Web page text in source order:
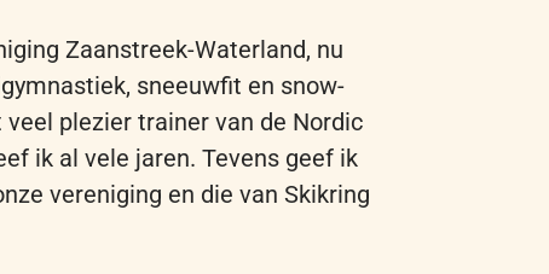
Zaanstreek-Waterland, nu
, sneeuwfit en snow-
veel pleziertrainer van de Nordic
ikal vele jaren. Tevens geef ik
vereniging en die van Skikring